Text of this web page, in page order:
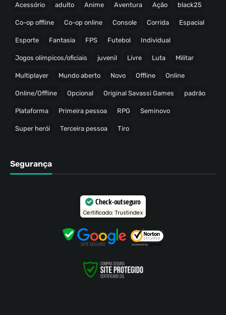
Acessório adulto Anime Aventura Ação black25
Co-op offline Co-op online Console Corrida Espacial
Esporte Fantasia FPS Futebol Individual
Jogos olímpicos/oficiais juvenil Livre Luta Militar
Multiplayer Mundo aberto Novo Offline Online
Online/Offline Opcional Original Savassi Games padrão
Plataforma Primeira pessoa RPG Seminovo
Super herói Terceira pessoa Tiro
Segurança
Check-out seguro
Certificado: Trustindex